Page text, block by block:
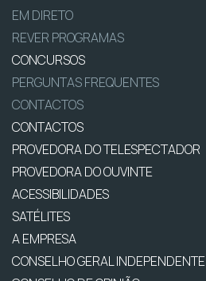
EM DIRETO
REVER PROGRAMAS
CONCURSOS
PERGUNTAS FREQUENTES
CONTACTOS
CONTACTOS
PROVEDORA DO TELESPECTADOR
PROVEDORA DO OUVINTE
ACESSIBILIDADES
SATÉLITES
A EMPRESA
CONSELHO GERAL INDEPENDENTE